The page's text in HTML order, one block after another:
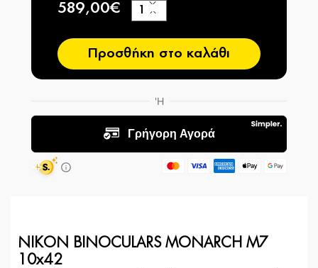
589,00€
−
+
Προσθήκη στο καλάθι
NIKON BINOCULARS MONARCH M7
10x42